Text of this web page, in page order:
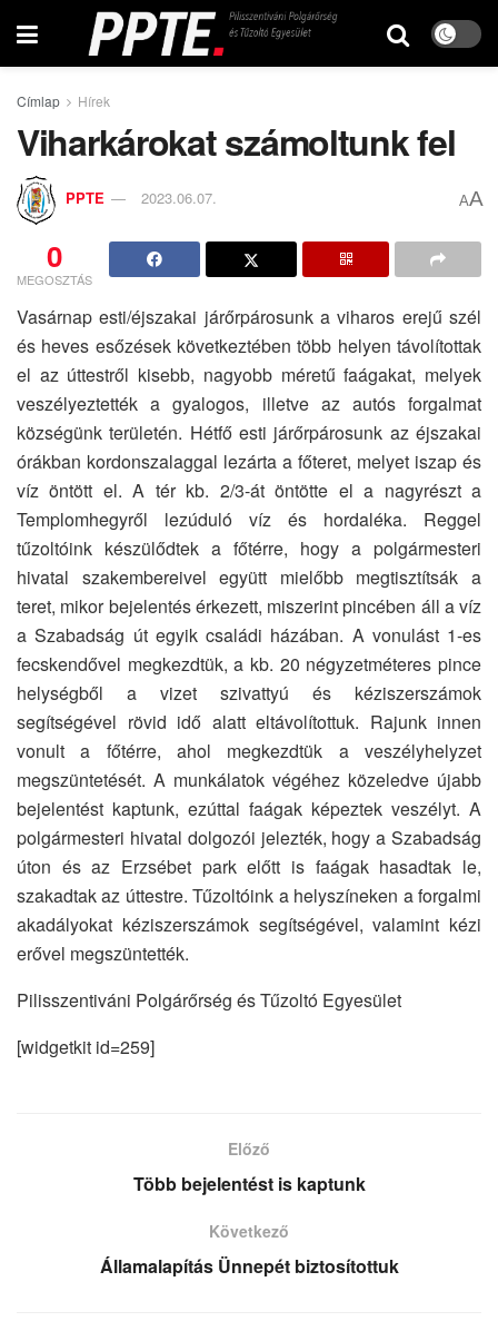
Címlap Hírek
Viharkárokat számoltunk fel
PPTE 2023.06.07. AA
0
MEGOSZTÁS
Vasárnap esti/éjszakai járőrpárosunk a viharos erejű szél
és heves esőzések következtében több helyen távolítottak
el az úttestről kisebb, nagyobb méretű faágakat, melyek
veszélyeztették a gyalogos, illetve az autós forgalmat
községünk területén. Hétfő esti járőrpárosunk az éjszakai
órákban kordonszalaggal lezárta a főteret, melyet iszap és
víz öntött el. A tér kb. 2/3-át öntötte el a nagyrészt a
Templomhegyről lezúduló víz és hordaléka. Reggel
tűzoltóink készülődtek a főtérre, hogy a polgármesteri
hivatal szakembereivel együtt mielőbb megtisztítsák a
teret, mikor bejelentés érkezett, miszerint pincében áll a víz
a Szabadság út egyik családi házában. A vonulást 1-es
fecskendővel megkezdtük, a kb. 20 négyzetméteres pince
helységből a vizet szivattyú és kéziszerszámok
segítségével rövid idő alatt eltávolítottuk. Rajunk innen
vonult a főtérre, ahol megkezdtük a veszélyhelyzet
megszüntetését. A munkálatok végéhez közeledve újabb
bejelentést kaptunk, ezúttal faágak képeztek veszélyt. A
polgármesteri hivatal dolgozói jelezték, hogy a Szabadság
úton és az Erzsébet park előtt is faágak hasadtak le,
szakadtak az úttestre. Tűzoltóink a helyszíneken a forgalmi
akadályokat kéziszerszámok segítségével, valamint kézi
erővel megszüntették.
Pilisszentiváni Polgárőrség és Tűzoltó Egyesület
[widgetkit id=259]
Előző
Több bejelentést is kaptunk
Következő
Államalapítás Ünnepét biztosítottuk